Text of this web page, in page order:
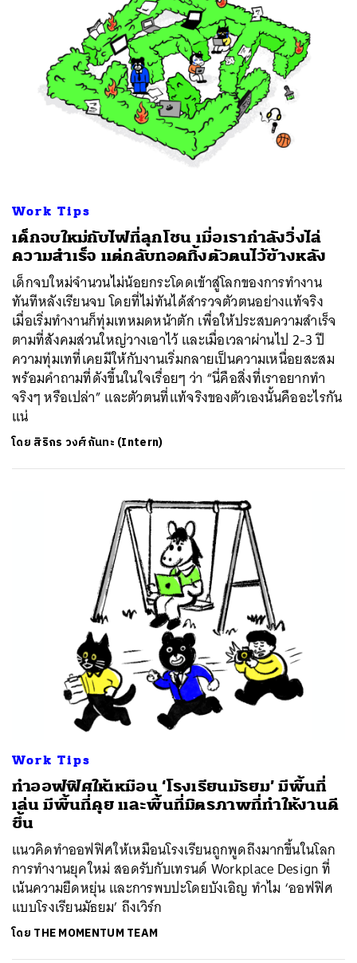
Work Tips
เด็กจบใหม่กับไฟที่ลุกโชน เมื่อเรากำลังวิ่งไล่
ความสำเร็จ แต่กลับทอดทิ้งตัวตนไว้ข้างหลัง
เด็กจบใหม่จำนวนไม่น้อยกระโดดเข้าสู่โลกของการทำงาน
ทันทีหลังเรียนจบ โดยที่ไม่ทันได้สำรวจตัวตนอย่างแท้จริง
เมื่อเริ่มทำงานก็ทุ่มเทหมดหน้าตัก เพื่อให้ประสบความสำเร็จ
ตามที่สังคมส่วนใหญ่วางเอาไว้ และเมื่อเวลาผ่านไป 2-3 ปี
ความทุ่มเทที่เคยมีให้กับงานเริ่มกลายเป็นความเหนื่อยสะสม
พร้อมคำถามที่ดังขึ้นในใจเรื่อยๆ ว่า “นี่คือสิ่งที่เราอยากทำ
จริงๆ หรือเปล่า” และตัวตนที่แท้จริงของตัวเองนั้นคืออะไรกัน
แน่
โดย สิริกร วงศ์กันทะ (Intern)
Work Tips
ทำออฟฟิศให้เหมือน ‘โรงเรียนมัธยม’ มีพื้นที่
เล่น มีพื้นที่คุย และพื้นที่มิตรภาพที่ทำให้งานดี
ขึ้น
แนวคิดทำออฟฟิศให้เหมือนโรงเรียนถูกพูดถึงมากขึ้นในโลก
การทำงานยุคใหม่ สอดรับกับเทรนด์ Workplace Design ที่
เน้นความยืดหยุ่น และการพบปะโดยบังเอิญ ทำไม ‘ออฟฟิศ
แบบโรงเรียนมัธยม’ ถึงเวิร์ก
โดย THE MOMENTUM TEAM